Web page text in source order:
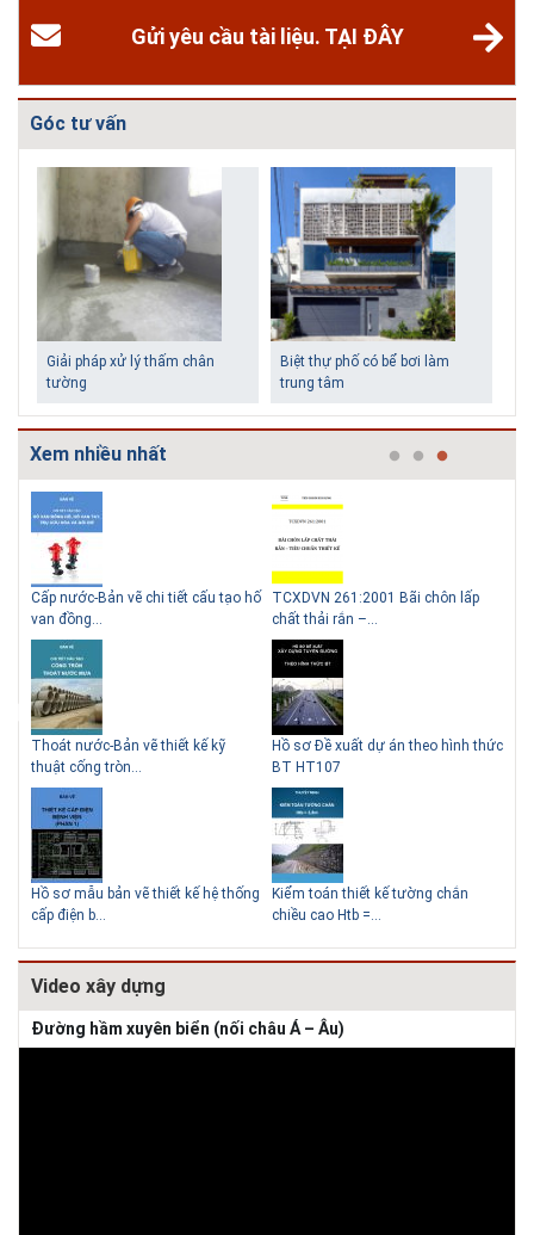
Gửi yêu cầu tài liệu. TẠI ĐÂY
Góc tư vấn
Biệt thự phố có bể bơi làm
trung tâm
Những ngôi nhà một tầng ít
tiền vẫn đẹp
Lý do nên sử dụng gạch block
để xây nhà
Thiết kế nhà siêu nhỏ độc đáo
Giải pháp xử lý thấm chân
tường
Xem nhiều nhất
Cấp nước-Bản vẽ chi tiết cấu tạo hố
van đồng...
Thoát nước-Bản vẽ thiết kế kỹ
thuật cống tròn...
Hồ sơ mẫu bản vẽ thiết kế hệ thống
cấp điện b...
TCXDVN 261:2001 Bãi chôn lấp
chất thải rắn –...
Hồ sơ Đề xuất dự án theo hình thức
BT HT107
Kiểm toán thiết kế tường chắn
chiều cao Htb =...
Video xây dựng
Đường hầm xuyên biển (nối châu Á – Âu)